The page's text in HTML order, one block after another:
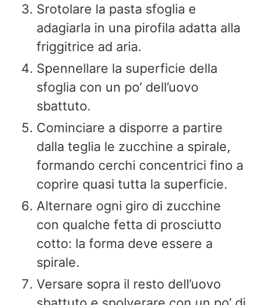
Srotolare la pasta sfoglia e
adagiarla in una pirofila adatta alla
friggitrice ad aria.
Spennellare la superficie della
sfoglia con un po’ dell’uovo
sbattuto.
Cominciare a disporre a partire
dalla teglia le zucchine a spirale,
formando cerchi concentrici fino a
coprire quasi tutta la superficie.
Alternare ogni giro di zucchine
con qualche fetta di prosciutto
cotto: la forma deve essere a
spirale.
Versare sopra il resto dell’uovo